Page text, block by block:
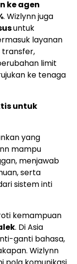
ke agen
. Wizlynn juga
untuk
layanan
transfer,
limit
ke tenaga
untuk
yang
mampu
menjawab
serta
sistem inti
kemampuan
. Di Asia
ganti bahasa,
Wizlynn